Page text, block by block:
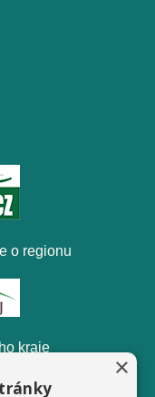
o regionu
kraje
×